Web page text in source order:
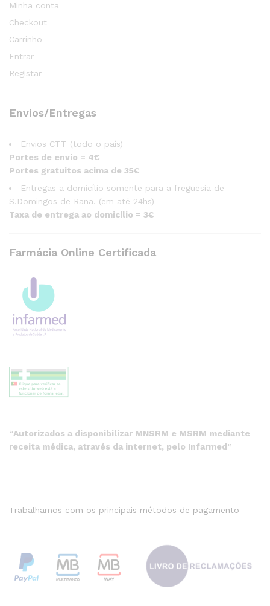
Minha conta
Checkout
Carrinho
Entrar
Registar
Envios/Entregas
Envios CTT (todo o país)
Portes de envio = 4€
Portes gratuitos acima de 35€
Entregas a domicílio somente para a freguesia de
S.Domingos de Rana. (em até 24hs)
Taxa de entrega ao domicílio = 3€
Farmácia Online Certificada
“Autorizados a disponibilizar MNSRM e MSRM mediante
receita médica, através da internet, pelo Infarmed”
Trabalhamos com os principais métodos de pagamento